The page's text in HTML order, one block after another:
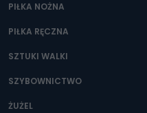
PIŁKA NOŻNA
PIŁKA RĘCZNA
SZTUKI WALKI
SZYBOWNICTWO
ŻUŻEL